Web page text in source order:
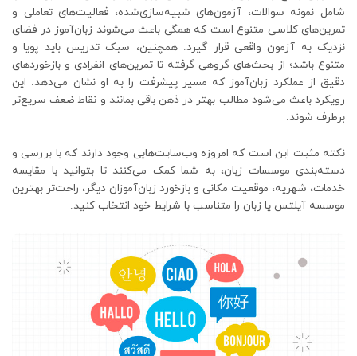
شامل نمونه سوالات، آزمون‌های شبیه‌سازی‌شده، فعالیت‌های تعاملی و
تمرین‌های کلاسی متنوع است که همگی باعث می‌شوند زبان‌آموز در فضای
نزدیک به آزمون واقعی قرار گیرد. همچنین، سبک تدریس باید پویا و
متنوع باشد؛ از بحث‌های گروهی گرفته تا تمرین‌های انفرادی و بازخوردهای
دقیق از عملکرد زبان‌آموز که مسیر پیشرفت را به او نشان می‌دهد. این
رویکرد باعث می‌شود مطالب بهتر در ذهن باقی بمانند و نقاط ضعف سریع‌تر
برطرف شوند.
نکته مثبت این است که امروزه وب‌سایت‌هایی وجود دارند که با بررسی و
دسته‌بندی موسسات زبان، به شما کمک می‌کنند تا بتوانید با مقایسه
خدمات، شهریه، موقعیت مکانی و بازخورد زبان‌آموزان دیگر، راحت‌تر بهترین
موسسه آیلتس یا زبان را متناسب با شرایط خود انتخاب کنید.